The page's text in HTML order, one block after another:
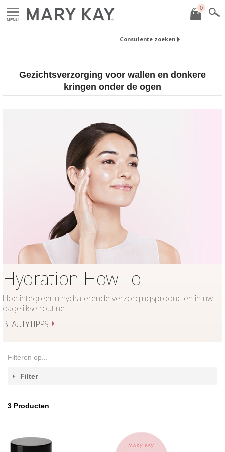
MENU
0
Consulente zoeken
Gezichtsverzorging voor wallen en donkere
kringen onder de ogen
Hydration How To
Hoe integreer u hydraterende verzorgingsproducten in uw
dagelijkse routine
BEAUTYTIPPS
Filteren op...
Filter
3 Producten